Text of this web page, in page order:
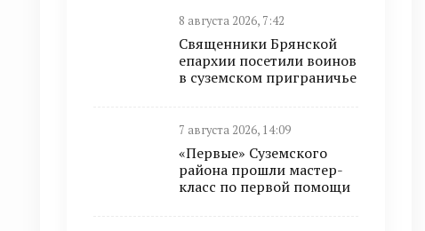
8 августа 2026, 7:42
Священники Брянской
епархии посетили воинов
в суземском приграничье
7 августа 2026, 14:09
«Первые» Суземского
района прошли мастер-
класс по первой помощи